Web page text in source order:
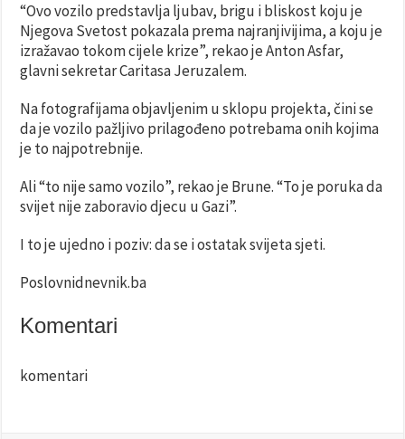
“Ovo vozilo predstavlja ljubav, brigu i bliskost koju je
Njegova Svetost pokazala prema najranjivijima, a koju je
izražavao tokom cijele krize”, rekao je Anton Asfar,
glavni sekretar Caritasa Jeruzalem.
Na fotografijama objavljenim u sklopu projekta, čini se
da je vozilo pažljivo prilagođeno potrebama onih kojima
je to najpotrebnije.
Ali “to nije samo vozilo”, rekao je Brune. “To je poruka da
svijet nije zaboravio djecu u Gazi”.
I to je ujedno i poziv: da se i ostatak svijeta sjeti.
Poslovnidnevnik.ba
Komentari
komentari